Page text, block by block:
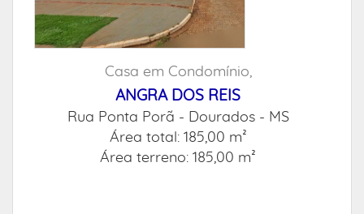
Casa em Condomínio,
ANGRA DOS REIS
Rua Ponta Porã - Dourados - MS
Área total: 185,00 m²
Área terreno: 185,00 m²